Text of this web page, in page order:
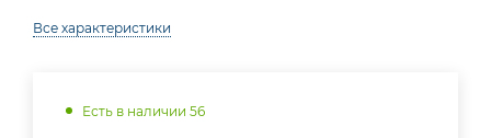
Все характеристики
Есть в наличии 56